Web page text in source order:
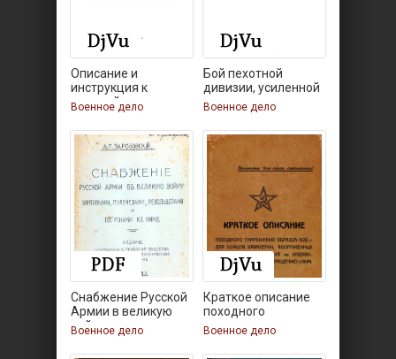
Описание и
инструкция к
полевой
Военное дело
Бой пехотной
дивизии, усиленной
Военное дело
Снабжение Русской
Армии в великую
войну
Военное дело
Краткое описание
походного
снаряжения
Военное дело